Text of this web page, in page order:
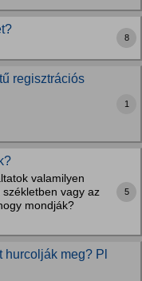
8
regisztrációs
1
valamilyen
vagy az
mondják?
5
meg? Pl